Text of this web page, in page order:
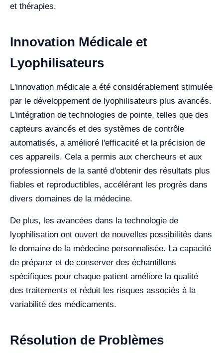
et thérapies.
Innovation Médicale et
Lyophilisateurs
L'innovation médicale a été considérablement stimulée
par le développement de lyophilisateurs plus avancés.
L'intégration de technologies de pointe, telles que des
capteurs avancés et des systèmes de contrôle
automatisés, a amélioré l'efficacité et la précision de
ces appareils. Cela a permis aux chercheurs et aux
professionnels de la santé d'obtenir des résultats plus
fiables et reproductibles, accélérant les progrès dans
divers domaines de la médecine.
De plus, les avancées dans la technologie de
lyophilisation ont ouvert de nouvelles possibilités dans
le domaine de la médecine personnalisée. La capacité
de préparer et de conserver des échantillons
spécifiques pour chaque patient améliore la qualité
des traitements et réduit les risques associés à la
variabilité des médicaments.
Résolution de Problèmes